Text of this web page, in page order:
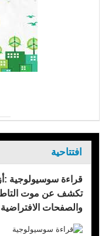
افتتاحية
قراءة سوسيولوجية
تكشف عن موت
والصفحات الافتراضية